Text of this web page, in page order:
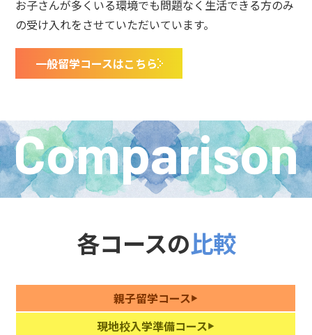
お子さんが多くいる環境でも問題なく生活できる方のみ
の受け入れをさせていただいています。
一般留学コースはこちら
Comparison
各コースの比較
親子留学コース
現地校入学準備コース